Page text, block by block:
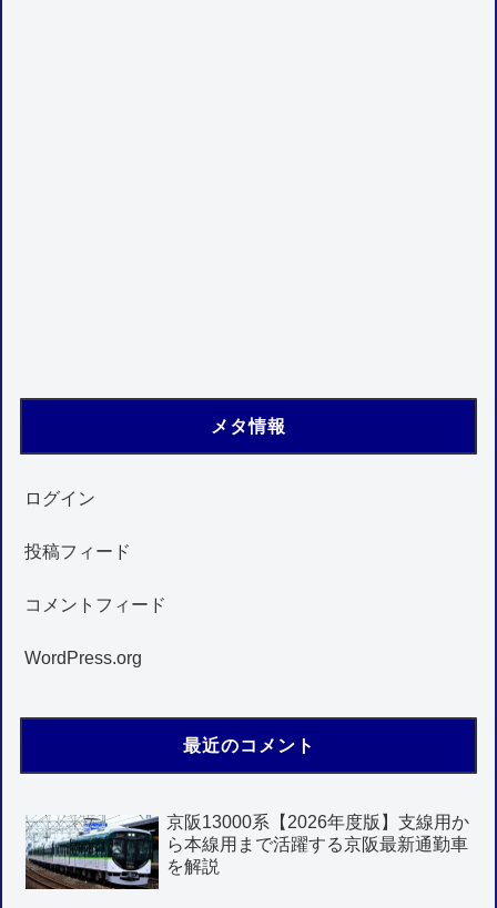
メタ情報
ログイン
投稿フィード
コメントフィード
WordPress.org
最近のコメント
京阪13000系【2026年度版】支線用か
ら本線用まで活躍する京阪最新通勤車
を解説